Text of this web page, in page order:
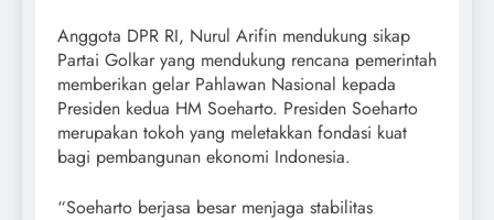
Anggota DPR RI, Nurul Arifin mendukung sikap
Partai Golkar yang mendukung rencana pemerintah
memberikan gelar Pahlawan Nasional kepada
Presiden kedua HM Soeharto. Presiden Soeharto
merupakan tokoh yang meletakkan fondasi kuat
bagi pembangunan ekonomi Indonesia.
“Soeharto berjasa besar menjaga stabilitas